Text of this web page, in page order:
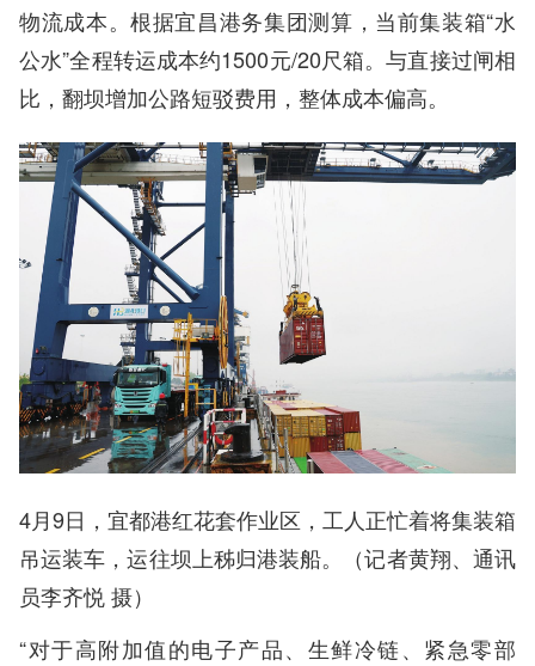
物流成本。根据宜昌港务集团测算，当前集装箱“水
公水”全程转运成本约1500元/20尺箱。与直接过闸相
比，翻坝增加公路短驳费用，整体成本偏高。
4月9日，宜都港红花套作业区，工人正忙着将集装箱
吊运装车，运往坝上秭归港装船。（记者黄翔、通讯
员李齐悦 摄）
“对于高附加值的电子产品、生鲜冷链、紧急零部